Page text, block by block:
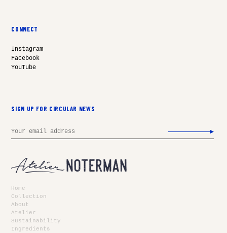
CONNECT
Instagram
Facebook
YouTube
SIGN UP FOR CIRCULAR NEWS
Email
Home
Collection
About
Atelier
Sustainability
Ingredients